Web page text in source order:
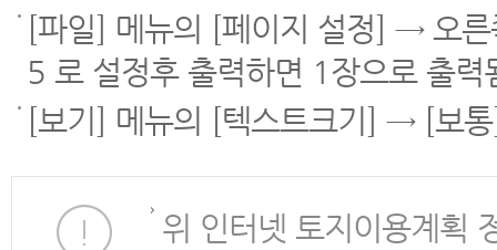
[파일] 메뉴의 [페이지 설정] → 오
5 로 설정후 출력하면 1장으로 출력
[보기] 메뉴의 [텍스트크기] → [보
위 인터넷 토지이용계획